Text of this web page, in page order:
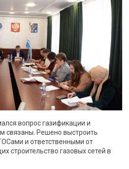
вопрос газификации и
связаны. Решено выстроить
и ответственными от
строительство газовых сетей в